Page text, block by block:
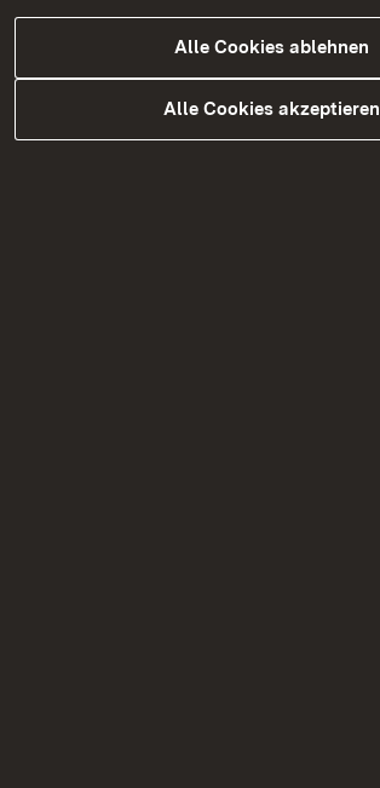
Alle Cookies ablehnen
Alle Cookies akzeptieren